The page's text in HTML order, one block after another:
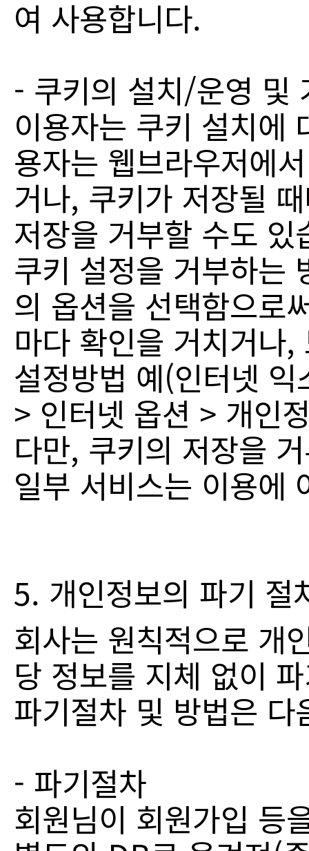
여 사용합니다.
- 쿠키의 설치/운영 및
이용자는 쿠키 설치에
용자는 웹브라우저에
거나, 쿠키가 저장될
저장을 거부할 수도
쿠키 설정을 거부하는
의 옵션을 선택함으로
마다 확인을 거치거나
설정방법 예(인터넷
> 인터넷 옵션 > 개인
다만, 쿠키의 저장을
일부 서비스는 이용에
5. 개인정보의 파기
회사는 원칙적으로 개
당 정보를 지체 없이
파기절차 및 방법은
- 파기절차
회원님이 회원가입 등